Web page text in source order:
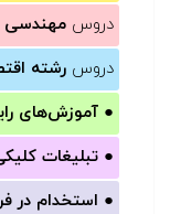
دروس مهندسی
دروس رشته
● آموزش‌های
● تبلیغات
● استخدام در